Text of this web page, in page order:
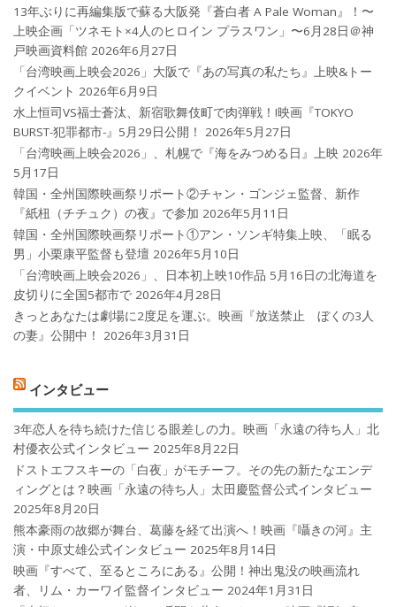
13年ぶりに再編集版で蘇る大阪発『蒼白者 A Pale Woman』！〜
上映企画「ツネモト×4人のヒロイン プラスワン」〜6月28日＠神
戸映画資料館 2026年6月27日
「台湾映画上映会2026」大阪で『あの写真の私たち』上映&トー
クイベント 2026年6月9日
水上恒司VS福士蒼汰、新宿歌舞伎町で肉弾戦！!映画『TOKYO
BURST-犯罪都市-』5月29日公開！
2026年5月27日
「台湾映画上映会2026」、札幌で『海をみつめる日』上映 2026年
5月17日
韓国・全州国際映画祭リポート②チャン・ゴンジェ監督、新作
『紙杻（チチュク）の夜』で参加 2026年5月11日
韓国・全州国際映画祭リポート①アン・ソンギ特集上映、「眠る
男」小栗康平監督も登壇 2026年5月10日
「台湾映画上映会2026」、日本初上映10作品 5月16日の北海道を
皮切りに全国5都市で 2026年4月28日
きっとあなたは劇場に2度足を運ぶ。映画『放送禁止 ぼくの3人
の妻』公開中！
2026年3月31日
インタビュー
3年恋人を待ち続けた信じる眼差しの力。映画「永遠の待ち人」北
村優衣公式インタビュー 2025年8月22日
ドストエフスキーの「白夜」がモチーフ。その先の新たなエンデ
ィングとは？映画「永遠の待ち人」太田慶監督公式インタビュー
2025年8月20日
熊本豪雨の故郷が舞台、葛藤を経て出演へ！映画『囁きの河』主
演・中原丈雄公式インタビュー 2025年8月14日
映画『すべて、至るところにある』公開！神出鬼没の映画流れ
者、リム・カーワイ監督インタビュー 2024年1月31日